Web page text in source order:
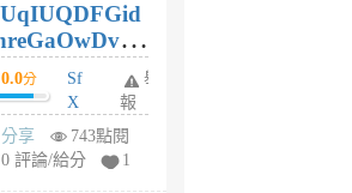
個
月
前
0.0分
Sf
X
Pe
Jc
舉
報
分享
743點閱
0 評論/給分
1